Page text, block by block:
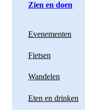
Zien en doen
Evenementen
Fietsen
Wandelen
Eten en drinken